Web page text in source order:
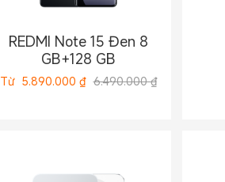
REDMI Note 15 Đen 8
GB+128 GB
Từ 5.890.000 ₫ 6.490.000 ₫